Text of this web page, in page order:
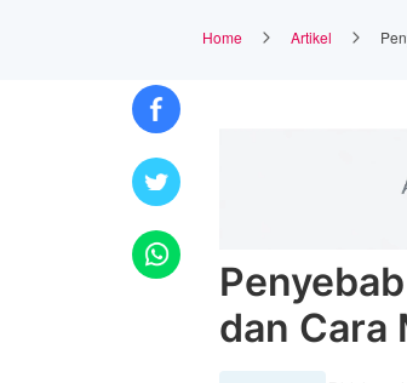
Home Artikel
dan Cara